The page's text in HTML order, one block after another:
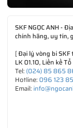
SKF NGỌC ANH -
chính hãng, uy tín,
[Đại lý vòng bi SKF
LK 01.10, Liền kề
Tel: (024) 85 865
Hotline: 096 123
Email: